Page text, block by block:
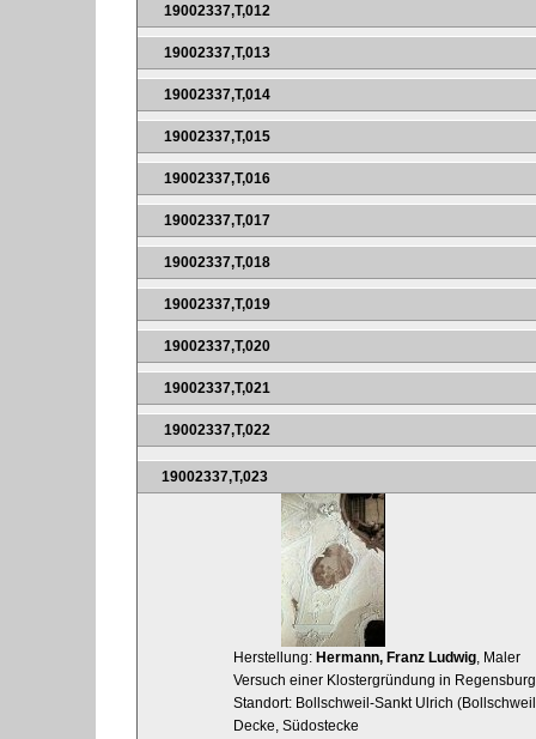
19002337,T,012
19002337,T,013
19002337,T,014
19002337,T,015
19002337,T,016
19002337,T,017
19002337,T,018
19002337,T,019
19002337,T,020
19002337,T,021
19002337,T,022
19002337,T,023
Herstellung: Hermann, Franz Ludwig, Maler
Versuch einer Klostergründung in
Standort: Bollschweil-Sankt Ulrich
Decke, Südostecke